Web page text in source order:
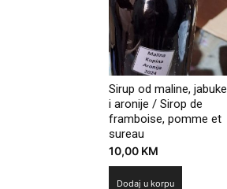
Sirup od maline, jabuke
i aronije / Sirop de
framboise, pomme et
sureau
10,00 KM
Dodaj u korpu